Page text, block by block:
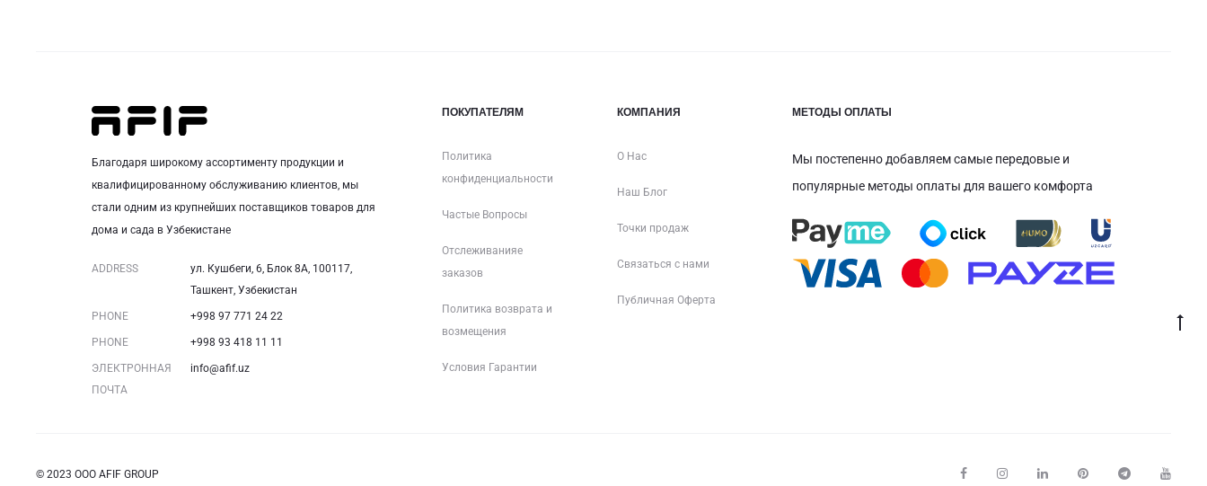
Благодаря широкому ассортименту продукции и
квалифицированному обслуживанию клиентов, мы
стали одним из крупнейших поставщиков товаров для
дома и сада в Узбекистане
ADDRESS
ул. Кушбеги, 6, Блок 8A, 100117,
Ташкент, Узбекистан
PHONE +998 97 771 24 22
PHONE +998 93 418 11 11
ЭЛЕКТРОННАЯ
ПОЧТА
info@afif.uz
ПОКУПАТЕЛЯМ
Политика
конфиденциальности
Частые Вопросы
Отслеживанияе
заказов
Политика возврата и
возмещения
Условия Гарантии
КОМПАНИЯ
О Нас
Наш Блог
Точки продаж
Связаться с нами
Публичная Оферта
МЕТОДЫ ОПЛАТЫ
Мы постепенно добавляем самые передовые и
популярные методы оплаты для вашего комфорта
© 2023 ООО AFIF GROUP